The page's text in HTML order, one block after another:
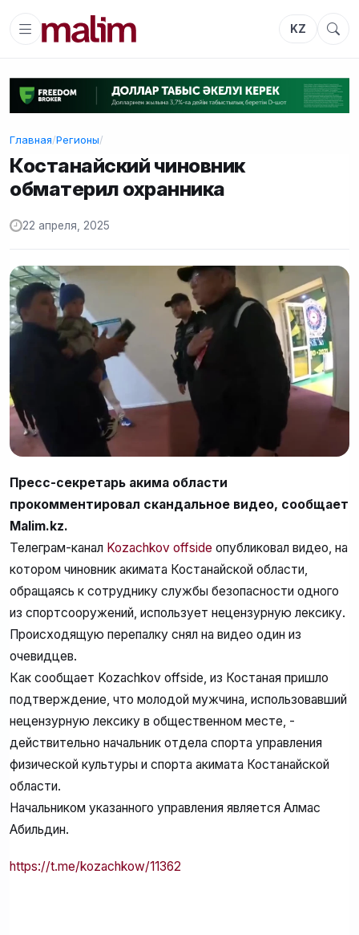
KZ
Главная/Регионы/
Костанайский чиновник
обматерил охранника
22 апреля, 2025
Пресс-секретарь акима области
прокомментировал скандальное видео, сообщает
Malim.kz.
Телеграм-канал Kozachkov offside опубликовал видео, на
котором чиновник акимата Костанайской области,
обращаясь к сотруднику службы безопасности одного
из спортсооружений, использует нецензурную лексику.
Происходящую перепалку снял на видео один из
очевидцев.
Как сообщает Kozachkov offside, из Костаная пришло
подтверждение, что молодой мужчина, использовавший
нецензурную лексику в общественном месте, -
действительно начальник отдела спорта управления
физической культуры и спорта акимата Костанайской
области.
Начальником указанного управления является Алмас
Абильдин.
https://t.me/kozachkow/11362